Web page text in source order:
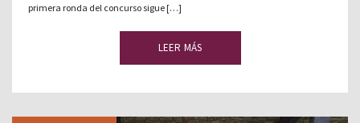
primera ronda del concurso sigue […]
LEER MÁS